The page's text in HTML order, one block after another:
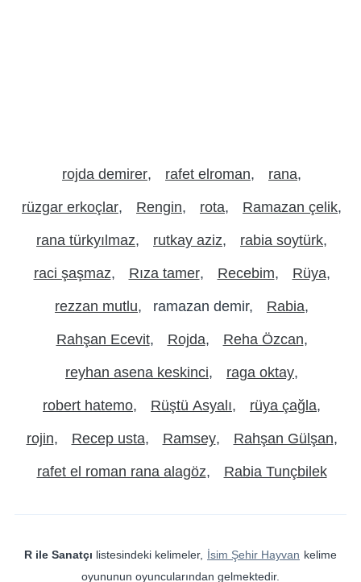
rojda demirer rafet elroman rana
rüzgar erkoçlar Rengin rota Ramazan çelik
rana türkyılmaz rutkay aziz rabia soytürk
raci şaşmaz Rıza tamer Recebim Rüya
rezzan mutlu ramazan demir Rabia
Rahşan Ecevit Rojda Reha Özcan
reyhan asena keskinci raga oktay
robert hatemo Rüştü Asyalı rüya çağla
rojin Recep usta Ramsey Rahşan Gülşan
rafet el roman rana alagöz Rabia Tunçbilek
R ile Sanatçı listesindeki kelimeler, İsim Şehir Hayvan kelime
oyununun oyuncularından gelmektedir.